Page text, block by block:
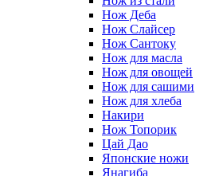
Нож Деба
Нож Слайсер
Нож Сантоку
Нож для масла
Нож для овощей
Нож для сашими
Нож для хлеба
Накири
Нож Топорик
Цай Дао
Японские ножи
Янагиба